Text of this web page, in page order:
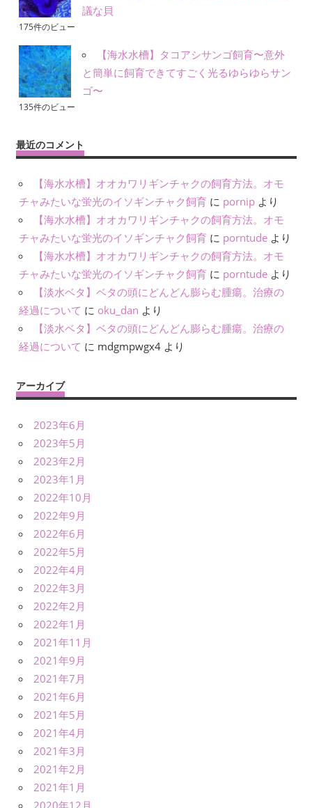
議な貝
175件のビュー
【海水水槽】タコアシサンゴ飼育〜意外
と簡単に飼育できてすごく光るゆらゆらサン
ゴ〜
135件のビュー
最近のコメント
【海水水槽】オオカワリギンチャクの飼育方法。オモ
チャみたいな蛍光のイソギンチャク飼育 に pornip より
【海水水槽】オオカワリギンチャクの飼育方法。オモ
チャみたいな蛍光のイソギンチャク飼育 に porntude より
【海水水槽】オオカワリギンチャクの飼育方法。オモ
チャみたいな蛍光のイソギンチャク飼育 に porntude より
【淡水ベタ】ベタの頭にどんどん膨らむ腫瘍。治療の
経過について に oku_dan より
【淡水ベタ】ベタの頭にどんどん膨らむ腫瘍。治療の
経過について に mdgmpwgx4 より
アーカイブ
2023年6月
2023年5月
2023年2月
2023年1月
2022年10月
2022年9月
2022年6月
2022年5月
2022年4月
2022年3月
2022年2月
2022年1月
2021年11月
2021年9月
2021年7月
2021年6月
2021年5月
2021年4月
2021年3月
2021年2月
2021年1月
2020年12月